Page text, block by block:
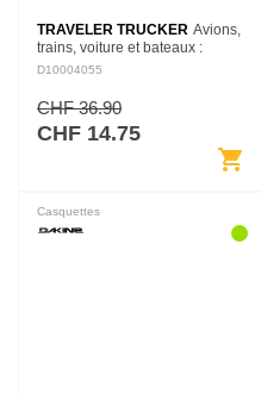
TRAVELER TRUCKER Avions,
trains, voiture et bateaux :
Quelles que soient les
Traveler Trucker est prête pour
les longs trajets.…
D10004055
CHF 36.90
CHF 14.75
shopping_cart
Casquettes